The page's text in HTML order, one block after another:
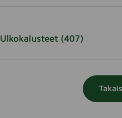
Ulkokalusteet (407)